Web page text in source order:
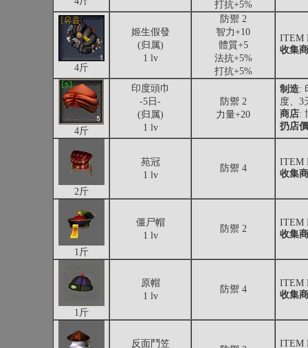
打抗+5%
4斤
姬生假發
(归属)
1 lv
防禦 2
智力+10
體質+5
法抗+5%
打抗+5%
ITEM
收集
4斤
印度頭巾
-5日-
(归属)
1 lv
防禦 2
力量+20
制造:
度、3
商店:
扔店價
2斤
苑冠
1 lv
防禦 4
ITEM
收集
1斤
僵尸帽
1 lv
防禦 2
ITEM
收集
1斤
原帽
1 lv
防禦 4
ITEM
收集
反面鬥笠 ITEM